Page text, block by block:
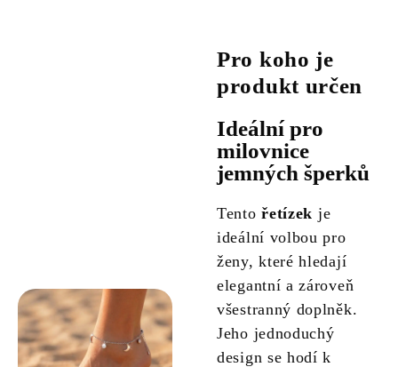
Pro koho je
produkt určen
Ideální pro
milovnice
jemných šperků
Tentořetízek je
ideální volbou pro
ženy, které hledají
elegantní a zároveň
všestranný doplněk.
Jeho jednoduchý
design se hodí k